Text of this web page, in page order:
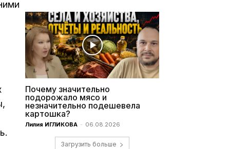
Почему значительно
подорожало мясо и
незначительно подешевела
картошка?
Лилия ИГЛИКОВА - 06.08.2026
Загрузить больше